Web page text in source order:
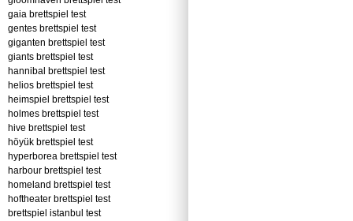
gaia brettspiel test
gentes brettspiel test
giganten brettspiel test
giants brettspiel test
hannibal brettspiel test
helios brettspiel test
heimspiel brettspiel test
holmes brettspiel test
hive brettspiel test
höyük brettspiel test
hyperborea brettspiel test
harbour brettspiel test
homeland brettspiel test
hoftheater brettspiel test
brettspiel istanbul test